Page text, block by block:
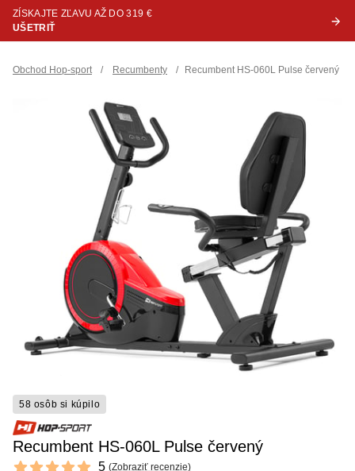
ZÍSKAJTE ZĽAVU AŽ DO 319 €
UŠETRIŤ
Obchod Hop-sport / Recumbenty / Recumbent HS-060L Pulse červený
58 osôb si kúpilo
Recumbent HS-060L Pulse červený
Reviews 5 (Zobraziť recenzie)